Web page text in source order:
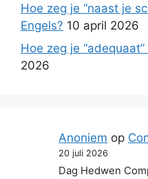
Hoe zeg je “naast je
Engels? 10 april 2026
Hoe zeg je
2026
Anoniem op
20 juli 2026
Dag Hedwen